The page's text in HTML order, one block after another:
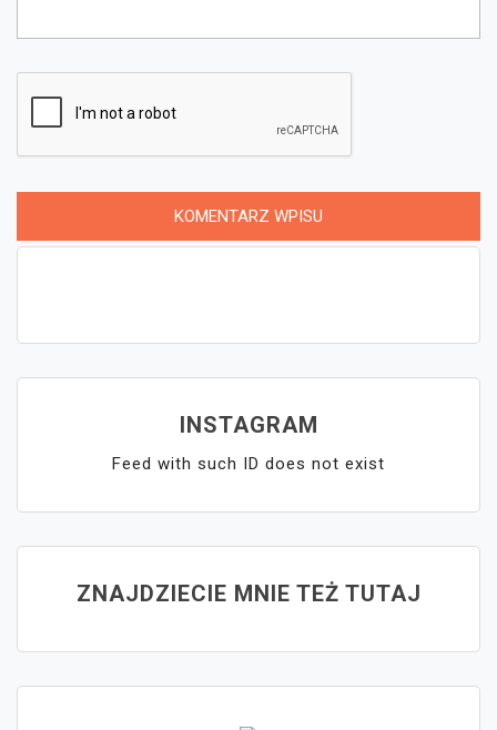
INSTAGRAM
Feed with such ID does not exist
ZNAJDZIECIE MNIE TEŻ TUTAJ